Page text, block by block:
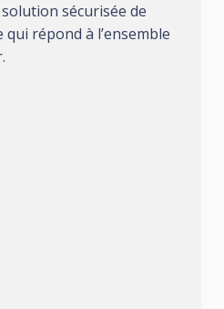
sécurisée de
répond à l’ensemble